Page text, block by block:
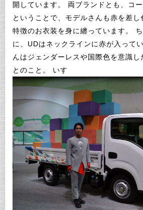
開しています。 両ブランドとも、コーポレートカラーが赤
ということで、モデルさんも赤を差
特徴のお衣装を身に纏っています。 ちなみにいすゞはヘム
に、UDはネックラインに赤が入って
んはジェンダーレスや国際色を意識し
とのこと。 いすゞ